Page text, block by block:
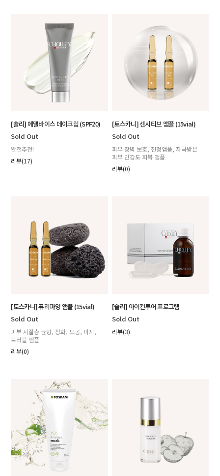
[숄리] 에델바이스 데이크림 (SPF20)
Sold Out
완전추천!
리뷰(17)
[토스카니] 센시티브 앰플 (15vial)
Sold Out
피부 장벽 보호, 진정앰플, 자극받은
피부 민감도 회복 앰플
리뷰(0)
[토스카니] 퓨리파잉 앰플 (15vial)
Sold Out
피부 지질층 균형, 정화, 모공, 피지,
트러블 앰플
리뷰(0)
[숄리] 아이컨투어 프로그램
Sold Out
리뷰(3)